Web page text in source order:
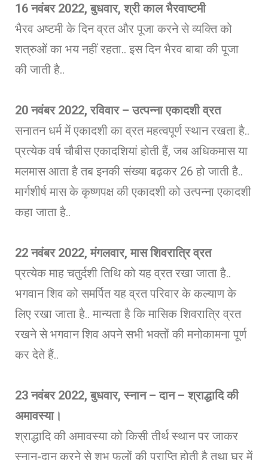
16नवंबर 2022, बुधवार, श्री काल भैरवाष्टमी
भैरव अष्टमी के दिन व्रत और पूजा करने से व्यक्ति को
शत्रुओं का भय नहीं रहता.. इस दिन भैरव बाबा की पूजा
की जाती है..
20नवंबर 2022, रविवार – उत्पन्ना एकादशी व्रत
सनातन धर्म में एकादशी का व्रत महत्वपूर्ण स्थान रखता है..
प्रत्येक वर्ष चौबीस एकादशियां होती हैं, जब अधिकमास या
मलमास आता है तब इनकी संख्या बढ़कर 26 हो जाती है..
मार्गशीर्ष मास के कृष्णपक्ष की एकादशी को उत्पन्ना एकादशी
कहा जाता है..
22नवंबर 2022, मंगलवार, मास शिवरात्रि व्रत
प्रत्येक माह चतुर्दशी तिथि को यह व्रत रखा जाता है..
भगवान शिव को समर्पित यह व्रत परिवार के कल्याण के
लिए रखा जाता है.. मान्यता है कि मासिक शिवरात्रि व्रत
रखने से भगवान शिव अपने सभी भक्तों की मनोकामना पूर्ण
कर देते हैं..
23नवंबर 2022, बुधवार, स्नान – दान – श्राद्धादि की
अमावस्या।
श्राद्धादि की अमावस्या को किसी तीर्थ स्थान पर जाकर
स्नान-दान करने से शुभ फलों की प्राप्ति होती है तथा घर में